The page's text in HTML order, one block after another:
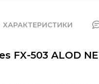
ХАРАКТЕРИСТИКИ
FX-503 ALOD